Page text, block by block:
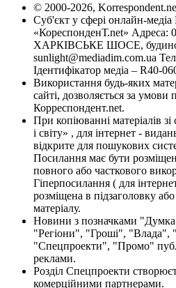
© 2000-2026,
Суб'єкт у сфері онлайн-
«КореспонденТ.net» Адреса:
ХАРКІВСЬКЕ ШОСЕ,
sunlight@mediadim.com.ua
Ідентифікатор медіа – R40-
Використання будь-яких
сайті, дозволяється за умови
Корреспондент.net.
При копіюванні матеріалів
і світу» , для інтернет -
відкрите для пошукових
Посилання має бути
повного або часткового
Гіперпосилання ( для
розміщена в підзаголовку
матеріалу.
Новини з позначками
"Регіони", "Гроші", "Влада",
"Спецпроекти", "Промо"
реклами.
Розділ Спецпроекти
комерційними партнерами.